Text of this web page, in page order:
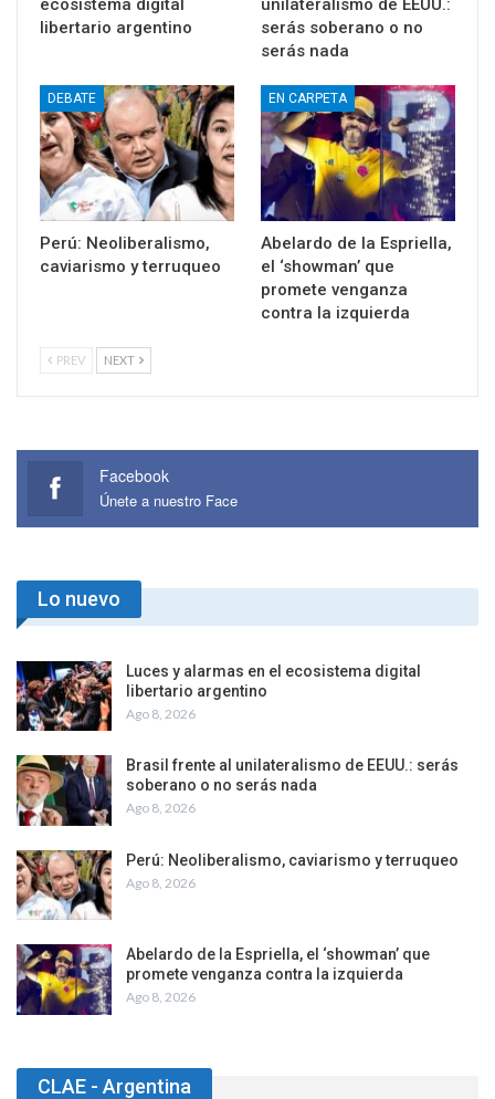
ecosistema digital
libertario argentino
unilateralismo de EEUU.:
serás soberano o no
serás nada
DEBATE
Perú: Neoliberalismo,
caviarismo y terruqueo
EN CARPETA
Abelardo de la Espriella,
el ‘showman’ que
promete venganza
contra la izquierda
PREV NEXT
Facebook
Únete a nuestro Face
Lo nuevo
Luces y alarmas en el ecosistema digital
libertario argentino
Ago 8, 2026
Brasil frente al unilateralismo de EEUU.: serás
soberano o no serás nada
Ago 8, 2026
Perú: Neoliberalismo, caviarismo y terruqueo
Ago 8, 2026
Abelardo de la Espriella, el ‘showman’ que
promete venganza contra la izquierda
Ago 8, 2026
CLAE - Argentina